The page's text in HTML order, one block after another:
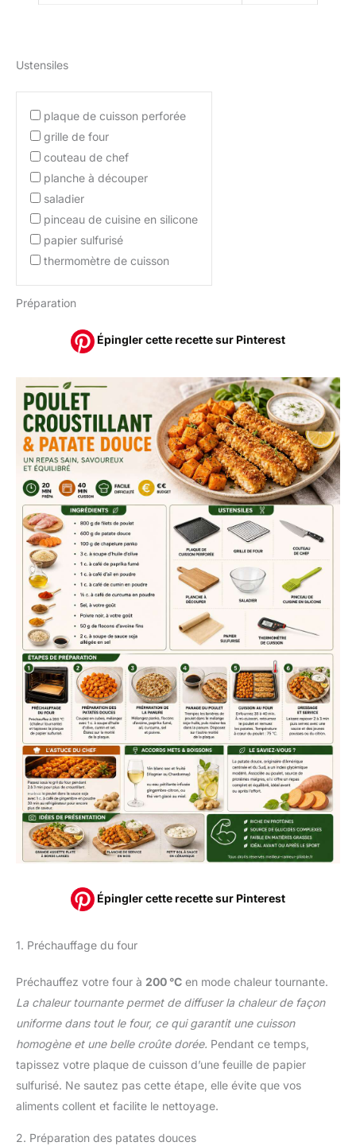
Ustensiles
plaque de cuisson perforée
grille de four
couteau de chef
planche à découper
saladier
pinceau de cuisine en silicone
papier sulfurisé
thermomètre de cuisson
Préparation
Épingler cette recette sur Pinterest
Épingler cette recette sur Pinterest
1. Préchauffage du four
Préchauffez votre four à 200 °C en mode chaleur tournante.
La chaleur tournante permet de diffuser la chaleur de façon
uniforme dans tout le four, ce qui garantit une cuisson
homogène et une belle croûte dorée. Pendant ce temps,
tapissez votre plaque de cuisson d’une feuille de papier
sulfurisé. Ne sautez pas cette étape, elle évite que vos
aliments collent et facilite le nettoyage.
2. Préparation des patates douces